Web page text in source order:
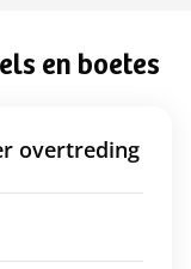
en boetes
overtreding